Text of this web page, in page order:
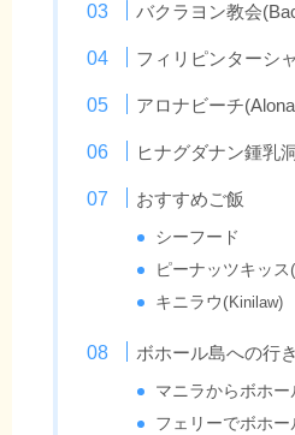
バクラヨン教会
フィリピンターシ
アロナビーチ
ヒナグダナン鍾乳
おすすめご飯
シーフード
ピーナッツキッ
キニラウ(Kinilaw)
ボホール島への行
マニラからボホー
フェリーでボホー